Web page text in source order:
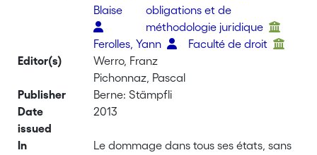
Blaise
obligations et de
méthodologie juridique
Ferolles, Yann
Faculté de droit
Editor(s)
Werro, Franz
Pichonnaz, Pascal
Publisher
Berne: Stämpfli
Date
issued
2013
In
Le dommage dans tous ses états, sans